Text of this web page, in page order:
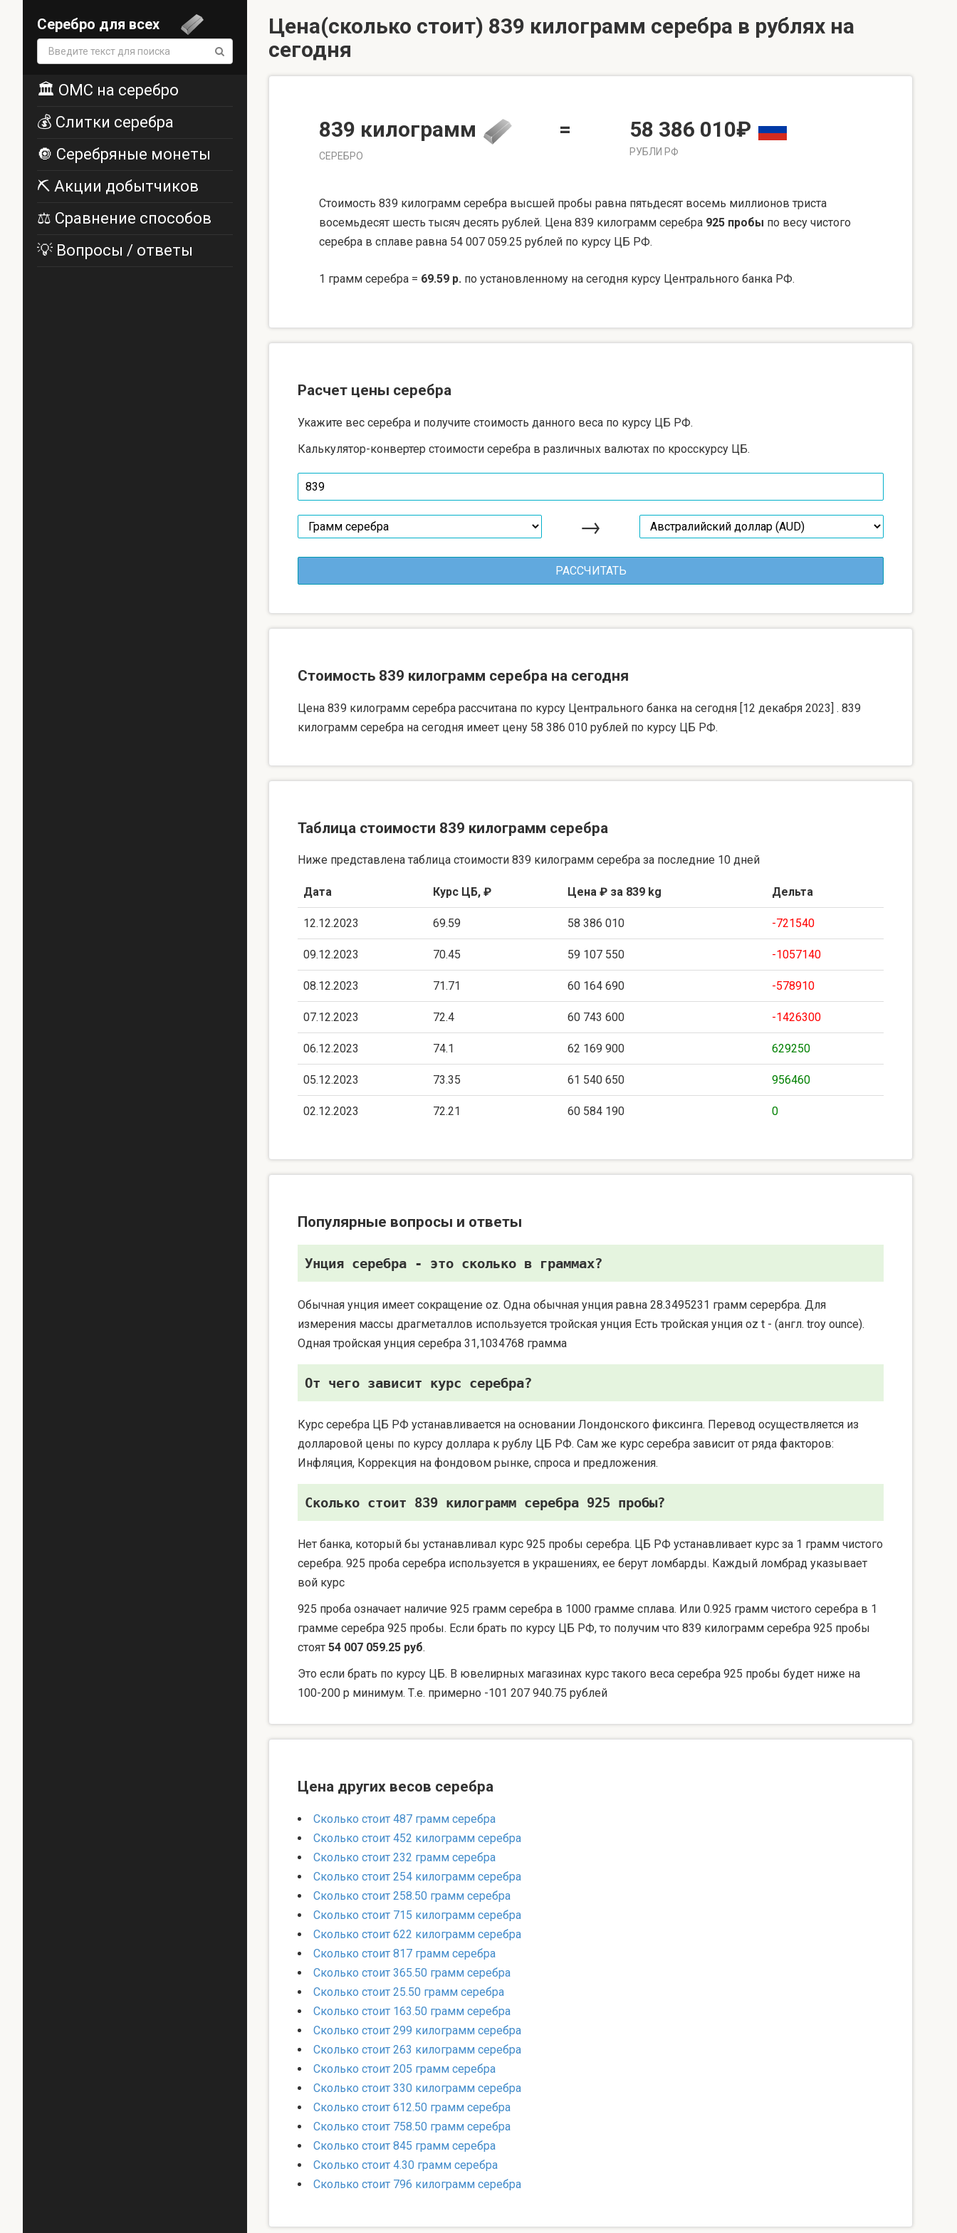
Серебро для всех
Поиск:
🏛️ ОМС на серебро
💰 Слитки серебра
🔘 Серебряные монеты
⛏️ Акции добытчиков
⚖️ Сравнение способов
💡 Вопросы / ответы
Цена(сколько стоит) 839 килограмм серебра в рублях на
сегодня
839 килограмм
СЕРЕБРО
= 58 386 010₽
РУБЛИ РФ
Стоимость 839 килограмм серебра высшей пробы равна пятьдесят восемь миллионов триста
восемьдесят шесть тысяч десять рублей. Цена 839 килограмм серебра 925 пробы по весу чистого
серебра в сплаве равна 54 007 059.25 рублей по курсу ЦБ РФ.
1 грамм серебра = 69.59 р. по установленному на сегодня курсу Центрального банка РФ.
Расчет цены серебра
Укажите вес серебра и получите стоимость данного веса по курсу ЦБ РФ.
Калькулятор-конвертер стоимости серебра в различных валютах по кросскурсу ЦБ.
→
Стоимость 839 килограмм серебра на сегодня
Цена 839 килограмм серебра рассчитана по курсу Центрального банка на сегодня [12 декабря 2023] . 839
килограмм серебра на сегодня имеет цену 58 386 010 рублей по курсу ЦБ РФ.
Таблица стоимости 839 килограмм серебра
Ниже представлена таблица стоимости 839 килограмм серебра за последние 10 дней
Дата Курс ЦБ, ₽ Цена ₽ за 839 kg Дельта
12.12.2023 69.59 58 386 010 -721540
09.12.2023 70.45 59 107 550 -1057140
08.12.2023 71.71 60 164 690 -578910
07.12.2023 72.4 60 743 600 -1426300
06.12.2023 74.1 62 169 900 629250
05.12.2023 73.35 61 540 650 956460
02.12.2023 72.21 60 584 190 0
Популярные вопросы и ответы
Унция серебра - это сколько в граммах?
Обычная унция имеет сокращение oz. Одна обычная унция равна 28.3495231 грамм серербра. Для
измерения массы драгметаллов используется тройская унция Есть тройская унция oz t - (англ. troy ounce).
Одная тройская унция серебра 31,1034768 грамма
От чего зависит курс серебра?
Курс серебра ЦБ РФ устанавливается на основании Лондонского фиксинга. Перевод осуществляется из
долларовой цены по курсу доллара к рублу ЦБ РФ. Сам же курс серебра зависит от ряда факторов:
Инфляция, Коррекция на фондовом рынке, спроса и предложения.
Сколько стоит 839 килограмм серебра 925 пробы?
Нет банка, который бы устанавливал курс 925 пробы серебра. ЦБ РФ устанавливает курс за 1 грамм чистого
серебра. 925 проба серебра используется в украшениях, ее берут ломбарды. Каждый ломбрад указывает
вой курс
925 проба означает наличие 925 грамм серебра в 1000 грамме сплава. Или 0.925 грамм чистого серебра в 1
грамме серебра 925 пробы. Если брать по курсу ЦБ РФ, то получим что 839 килограмм серебра 925 пробы
стоят 54 007 059.25 руб.
Это если брать по курсу ЦБ. В ювелирных магазинах курс такого веса серебра 925 пробы будет ниже на
100-200 р минимум. Т.е. примерно -101 207 940.75 рублей
Цена других весов серебра
Сколько стоит 487 грамм серебра
Сколько стоит 452 килограмм серебра
Сколько стоит 232 грамм серебра
Сколько стоит 254 килограмм серебра
Сколько стоит 258.50 грамм серебра
Сколько стоит 715 килограмм серебра
Сколько стоит 622 килограмм серебра
Сколько стоит 817 грамм серебра
Сколько стоит 365.50 грамм серебра
Сколько стоит 25.50 грамм серебра
Сколько стоит 163.50 грамм серебра
Сколько стоит 299 килограмм серебра
Сколько стоит 263 килограмм серебра
Сколько стоит 205 грамм серебра
Сколько стоит 330 килограмм серебра
Сколько стоит 612.50 грамм серебра
Сколько стоит 758.50 грамм серебра
Сколько стоит 845 грамм серебра
Сколько стоит 4.30 грамм серебра
Сколько стоит 796 килограмм серебра